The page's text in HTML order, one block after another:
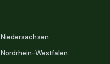
Niedersachsen
Nordrhein-Westfalen